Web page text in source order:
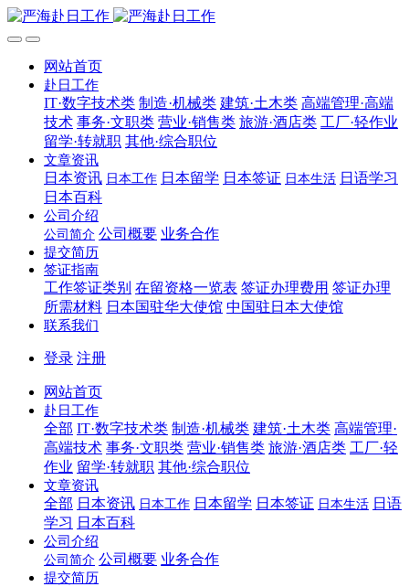
网站首页
赴日工作
IT·数字技术类 制造·机械类 建筑·土木类 高端管理·高端
技术 事务·文职类 营业·销售类 旅游·酒店类 工厂·轻作业
留学·转就职 其他·综合职位
文章资讯
日本资讯 日本工作 日本留学 日本签证 日本生活 日语学习
日本百科
公司介绍
公司简介 公司概要 业务合作
提交简历
签证指南
工作签证类别 在留资格一览表 签证办理费用 签证办理
所需材料 日本国驻华大使馆 中国驻日本大使馆
联系我们
登录 注册
网站首页
赴日工作
全部 IT·数字技术类 制造·机械类 建筑·土木类 高端管理·
高端技术 事务·文职类 营业·销售类 旅游·酒店类 工厂·轻
作业 留学·转就职 其他·综合职位
文章资讯
全部 日本资讯 日本工作 日本留学 日本签证 日本生活 日语
学习 日本百科
公司介绍
公司简介 公司概要 业务合作
提交简历